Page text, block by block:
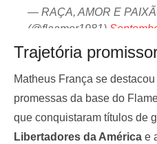
— RAÇA, AMOR E
(@flaamor1981)
Trajetória
Matheus França se
promessas da base do
que conquistaram títulos de
Libertadores da América e